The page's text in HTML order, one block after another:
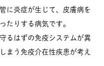
に炎症が生じて、皮膚病を
たりする病気です。
るはずの免疫システムが異
まう免疫介在性疾患が考え